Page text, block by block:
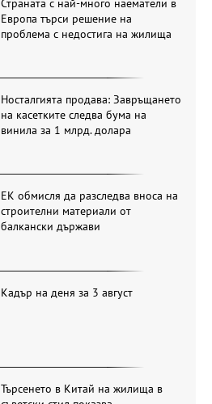
Европа търси решение на
проблема с недостига на жилища
Носталгията продава: Завръщането
на касетките следва бума на
винила за 1 млрд. долара
ЕК обмисля да разследва вноса на
строителни материали от
балкански държави
Кадър на деня за 3 август
Търсенето в Китай на жилища в